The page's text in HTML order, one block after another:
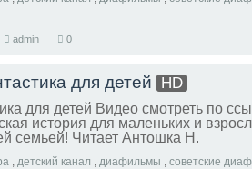
admin 0
для детей HD
для детей Видео смотреть по
история для маленьких и
семьей! Читает Антошка Н.
, детский канал , диафильмы , советские